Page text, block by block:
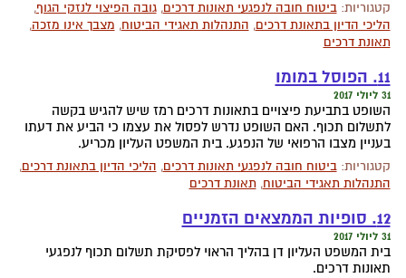
קטגוריות:ביטוח חובה לנפגעי תאונות דרכים,גובה הפיצוי לנזקי הגוף,
הליכי הדיון בתאונת דרכים, התנהלות תאגידי הביטוח, מצבך אינו מזכה,
תאונת דרכים
11. הפוסל במומו
31 ליולי 2017
השופט בתביעת פיצויים בתאונות דרכים רמז שיש להגיש בקשה
לתשלום תכוף. האם השופט נדרש לפסול את עצמו כי הביע את דעתו
בעניין מצבו הרפואי של הנפגע. בית המשפט העליון מכריע.
קטגוריות:ביטוח חובה לנפגעי תאונות דרכים, הליכי הדיון בתאונת דרכים,
התנהלות תאגידי הביטוח,תאונת דרכים
12. סופיות הממצאים הזמניים
31 ליולי 2017
בית המשפט העליון דן בהליך הראוי לפסיקת תשלום תכוף לנפגעי
תאונות דרכים.